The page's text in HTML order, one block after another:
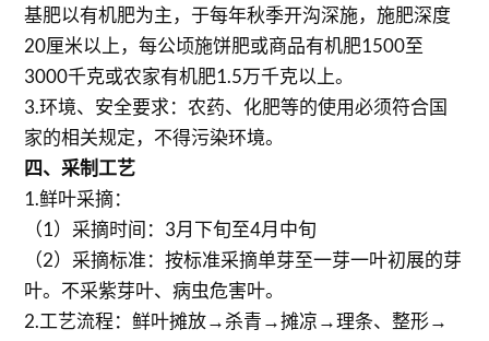
基肥以有机肥为主，于每年秋季开沟深施，施肥深度
20厘米以上，每公顷施饼肥或商品有机肥1500至
3000千克或农家有机肥1.5万千克以上。
3.环境、安全要求：农药、化肥等的使用必须符合国
家的相关规定，不得污染环境。
四、采制工艺
1.鲜叶采摘：
（1）采摘时间：3月下旬至4月中旬
（2）采摘标准：按标准采摘单芽至一芽一叶初展的芽
叶。不采紫芽叶、病虫危害叶。
2.工艺流程：鲜叶摊放→杀青→摊凉→理条、整形→